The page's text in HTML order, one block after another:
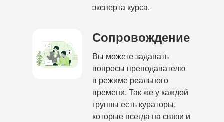
эксперта курса.
Сопровождение
Вы можете задавать
вопросы преподавателю
в режиме реального
времени. Так же у каждой
группы есть кураторы,
которые всегда на связи и